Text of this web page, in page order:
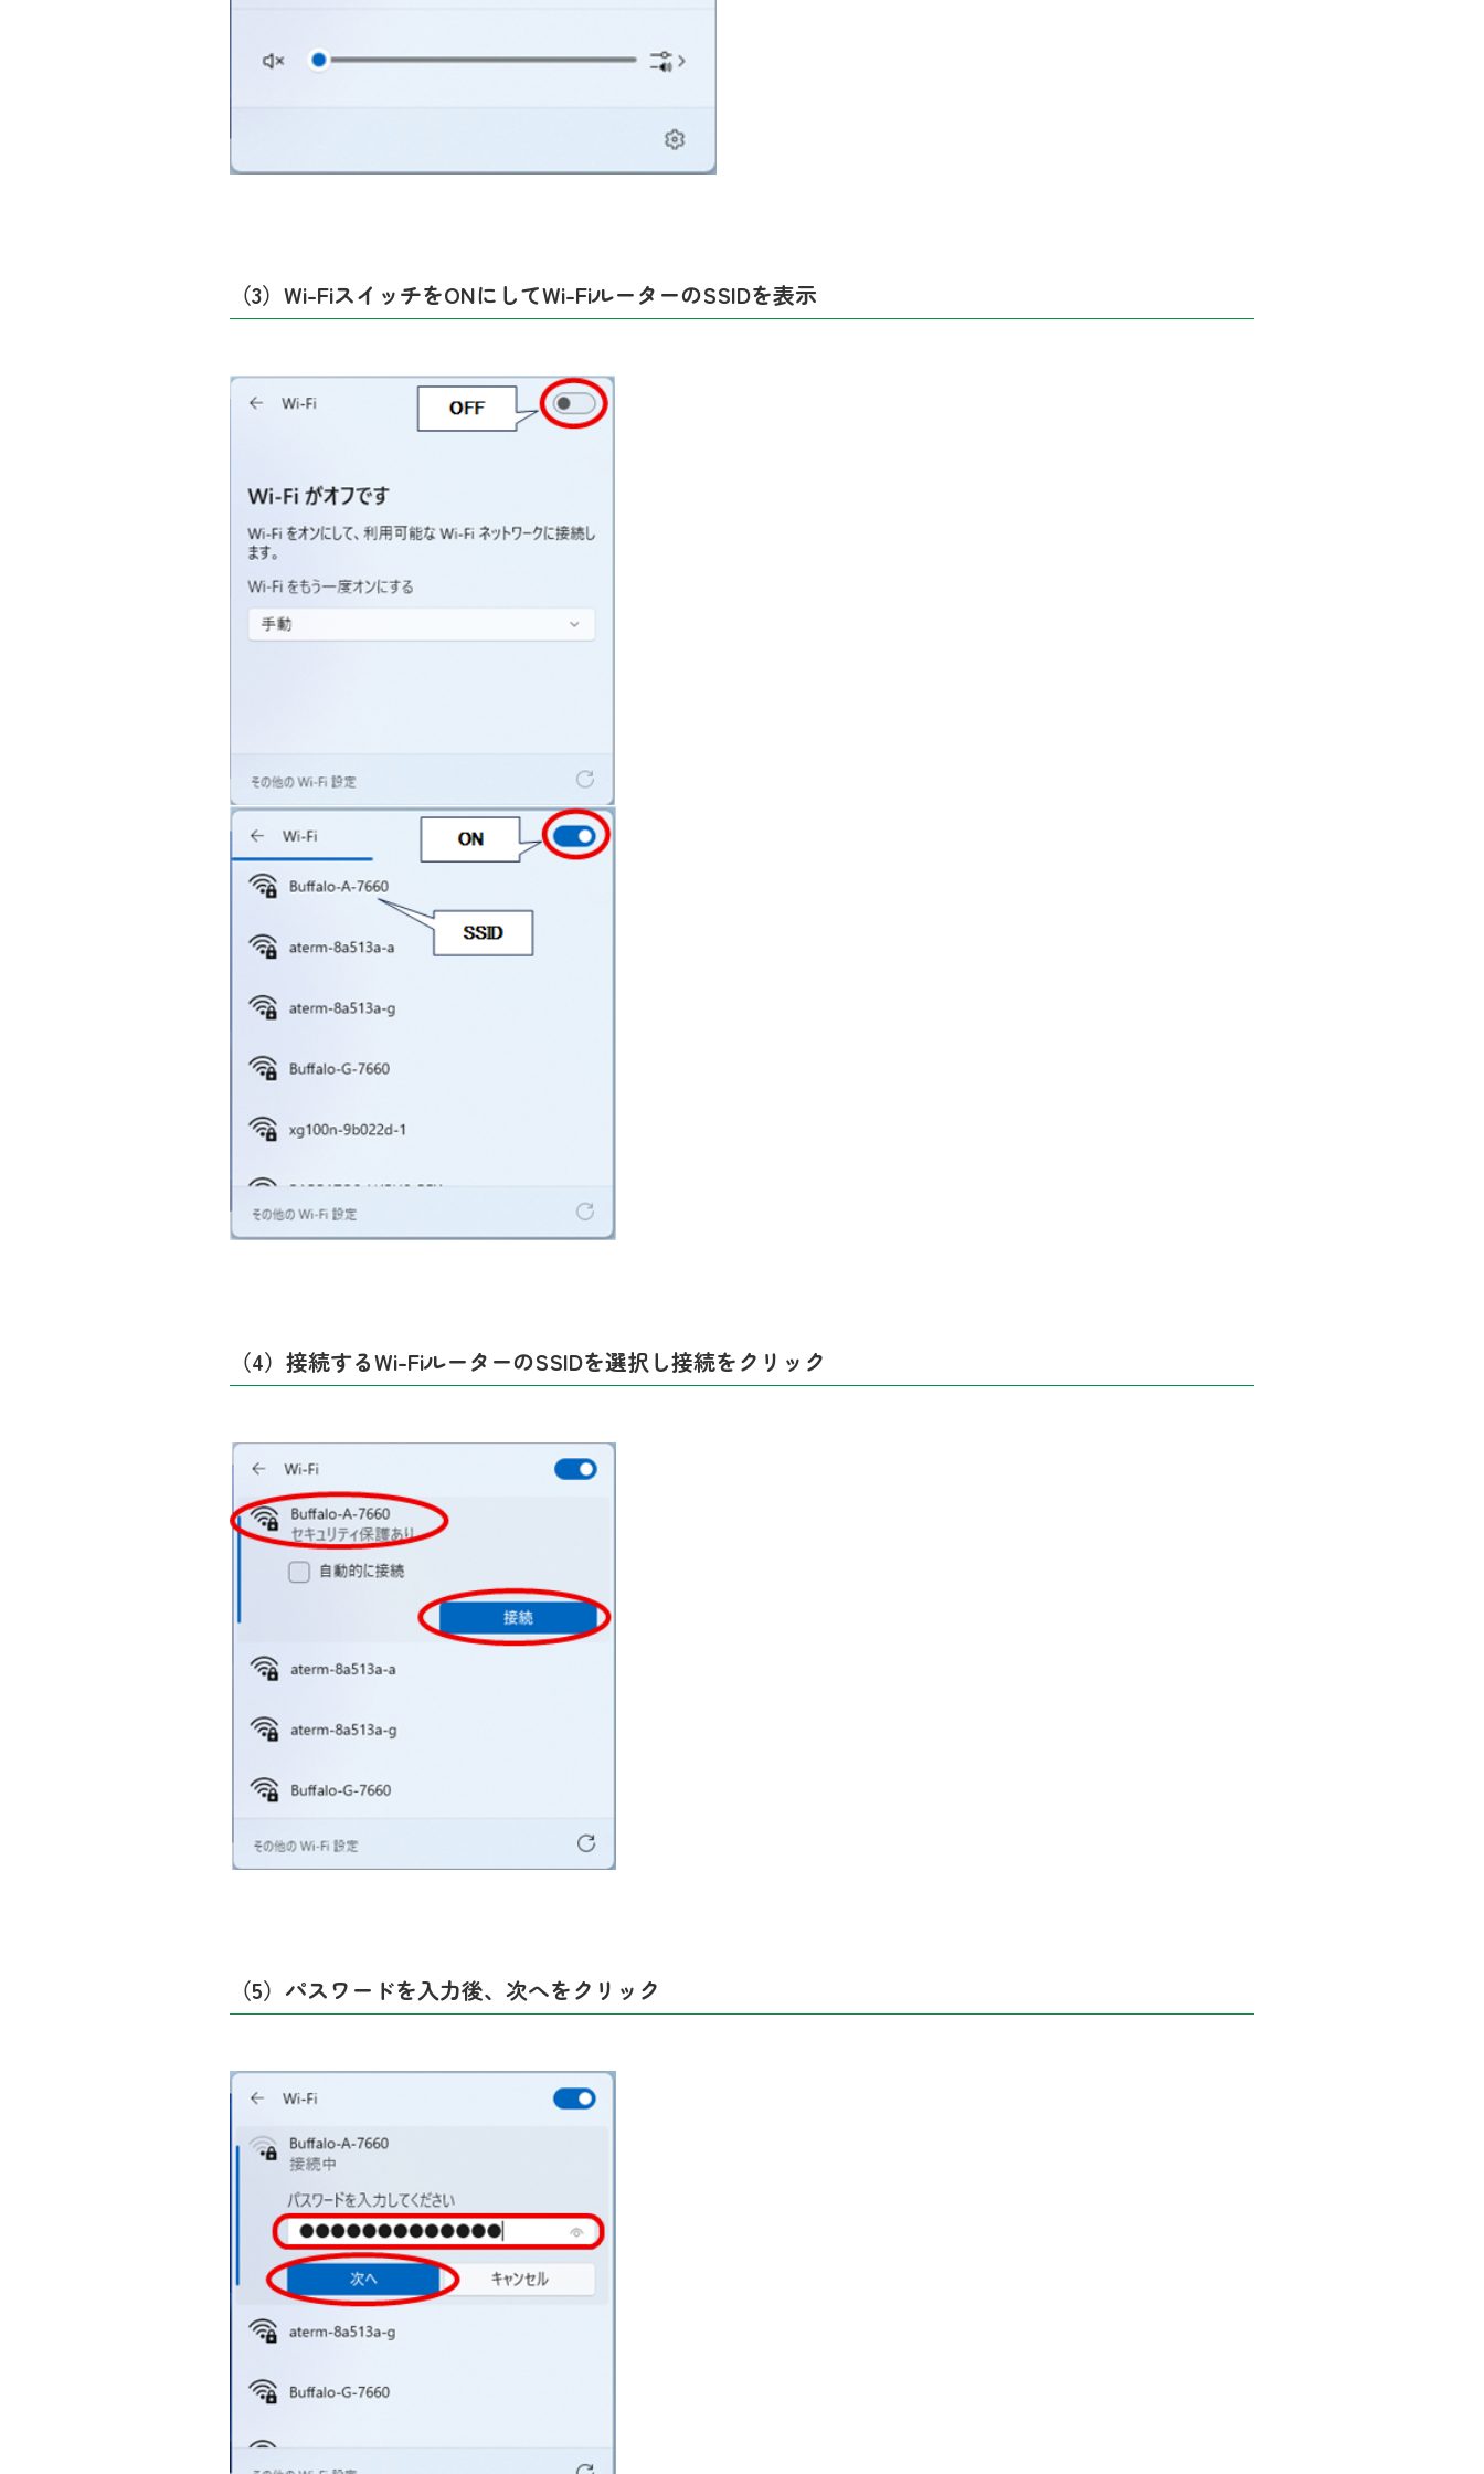
（3）Wi-FiスイッチをONにしてWi-FiルーターのSSIDを表示
（4）接続するWi-FiルーターのSSIDを選択し接続をクリック
（5）パスワードを入力後、次へをクリック